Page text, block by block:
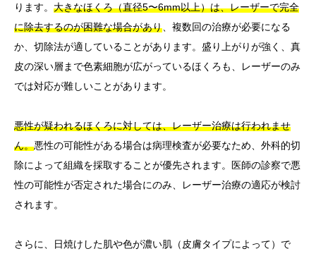
ります。 大きなほくろ（直径5〜6mm以上）は、レーザーで完全
に除去するのが困難な場合があり 、複数回の治療が必要になる
か、切除法が適していることがあります。盛り上がりが強く、真
皮の深い層まで色素細胞が広がっているほくろも、レーザーのみ
では対応が難しいことがあります。
悪性が疑われるほくろに対しては、レーザー治療は行われませ
ん。悪性の可能性がある場合は病理検査が必要なため、外科的切
除によって組織を採取することが優先されます。医師の診察で悪
性の可能性が否定された場合にのみ、レーザー治療の適応が検討
されます。
さらに、日焼けした肌や色が濃い肌（皮膚タイプによって）で